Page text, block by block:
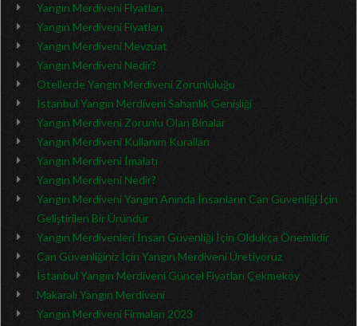
Yangın Merdiveni Fiyatları
Yangın Merdiveni Fiyatları
Yangın Merdiveni Mevzuat
Yangın Merdiveni Nedir?
Otellerde Yangın Merdiveni Zorunluluğu
İstanbul Yangın Merdiveni Sahanlık Genişliği
Yangın Merdiveni Zorunlu Olan Binalar
Yangın Merdiveni Kullanım Kuralları
Yangın Merdiveni İmalatı
Yangın Merdiveni Nedir?
Yangın Merdiveni Yangın Anında İnsanların Can Güvenliği İçin
Geliştirilen Bir Üründür
Yangın Merdivenleri İnsan Güvenliği İçin Oldukça Önemlidir
Can Güvenliğiniz İçin Yangın Merdiveni Üretiyoruz
İstanbul Yangın Merdiveni Güncel Fiyatları Çekmeköy
Makaralı Yangın Merdiveni
Yangın Merdiveni Firmaları 2023